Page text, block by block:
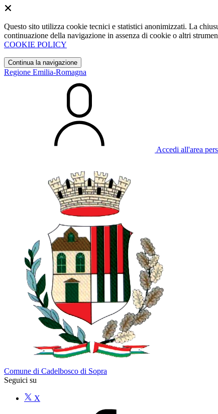
Questo sito utilizza cookie tecnici e statistici anonimizzati. La
continuazione della navigazione in assenza di cookie o altri
COOKIE POLICY
Continua la navigazione
Regione Emilia-Romagna
Accedi all'area
Comune di Cadelbosco di Sopra
Seguici su
X